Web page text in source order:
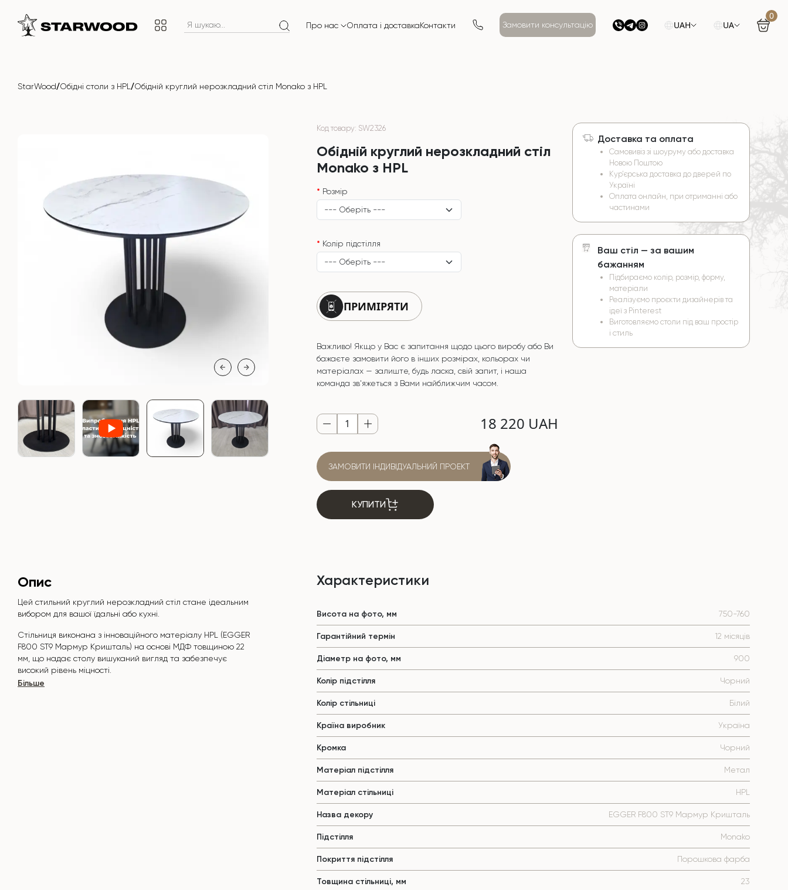
Про нас Оплата і доставкаКонтакти Замовити консультацію UAH UA
0
StarWood/Обідні столи з HPL /Обідній круглий нерозкладний стіл Monako з HPL
Код товару: SW2326
Обідній круглий нерозкладний стіл
Monako з HPL
Розмір
Колір підстілля
ПРИМІРЯТИ
Важливо! Якщо у Вас є запитання щодо цього виробу або Ви
бажаєте замовити його в інших розмірах, кольорах чи
матеріалах — залиште, будь ласка, свій запит, і наша
команда зв'яжеться з Вами найближчим часом.
18 220 UAH
ЗАМОВИТИ ІНДИВІДУАЛЬНИЙ ПРОЕКТ
КУПИТИ
Доставка та оплата
Самовивіз зі шоуруму або доставка
Новою Поштою
Кур’єрська доставка до дверей по
Україні
Оплата онлайн, при отриманні або
частинами
Ваш стіл — за вашим
бажанням
Підбираємо колір, розмір, форму,
матеріали
Реалізуємо проєкти дизайнерів та
ідеї з Pinterest
Виготовляємо столи під ваш простір
і стиль
Опис
Цей стильний круглий нерозкладний стіл стане ідеальним
вибором для вашої їдальні або кухні.
Стільниця виконана з інноваційного матеріалу HPL (EGGER
F800 ST9 Мармур Кришталь) на основі МДФ товщиною 22
мм, що надає столу вишуканий вигляд та забезпечує
високий рівень міцності.
Більше
Характеристики
Висота на фото, мм 750-760
Гарантійний термін 12 місяців
Діаметр на фото, мм 900
Колір підстілля Чорний
Колір стільниці Білий
Країна виробник Україна
Кромка Чорний
Матеріал підстілля Метал
Матеріал стільниці HPL
Назва декору EGGER F800 ST9 Мармур Кришталь
Підстілля Monako
Покриття підстілля Порошкова фарба
Товщина стільниці, мм 23